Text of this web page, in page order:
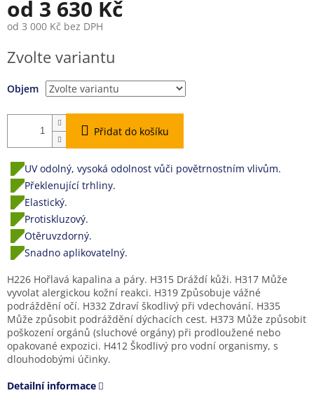
od 3 630 Kč
od 3 000 Kč bez DPH
cena:
Zvolte variantu
Objem
Přidat do košíku
UV odolný, vysoká odolnost vůči povětrnostním vlivům.
Překlenující trhliny.
Elastický.
Protiskluzový.
Otěruvzdorný.
Snadno aplikovatelný.
H226 Hořlavá kapalina a páry. H315 Dráždí kůži. H317 Může
vyvolat alergickou kožní reakci. H319 Způsobuje vážné
podráždění očí. H332 Zdraví škodlivý při vdechování. H335
Může způsobit podráždění dýchacích cest. H373 Může způsobit
poškození orgánů (sluchové orgány) při prodloužené nebo
opakované expozici. H412 Škodlivý pro vodní organismy, s
dlouhodobými účinky.
Detailní informace